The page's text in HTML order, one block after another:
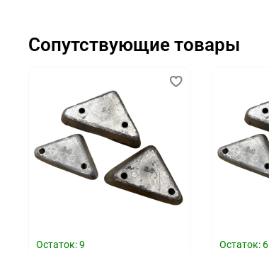
Сопутствующие товары
Остаток: 9 Остаток: 6